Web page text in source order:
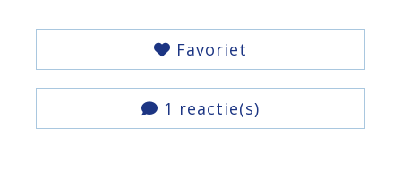
Favoriet
1 reactie(s)